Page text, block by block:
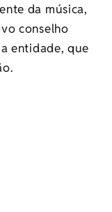
da música,
conselho
entidade, que